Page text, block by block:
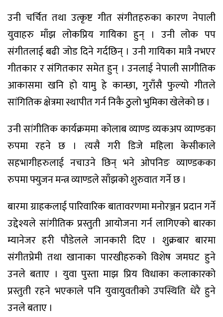
उनी चर्चित तथा उत्कृष्ट गीत संगीतहरुका कारण नेपाली
युवाहरु माँझ लोकप्रिय गायिका हुन् । उनी लोक पप
संगीतलाई बढी जोड दिने गर्दछिन् । उनी गायिका मात्रै नभएर
गीतकार र संगितकार समेत हुन् । उनलाई नेपाली सागीतिक
आकासमा खनि हो यामु हे कान्छा, गुराँसै फुल्यो गीतले
सांगितिक क्षेत्रमा स्थापीत गर्न निकै ठुलो भुमिका खेलेको छ ।
उनी सांगीतिक कार्यक्रममा कोलाब व्याण्ड व्यकअप व्याण्डका
रुपमा रहने छ । त्यसै गरी डिजे महिला केसीकाले
सहभागीहरुलाई नचाउने छिन् भने ओपनिङ व्याण्डकका
रुपमा फ्युजन मन्त्र व्याण्डले साँझको शुरुवात गर्ने छ ।
बारमा ग्राहकलाई पारिवारिक बातावरणमा मनोरञ्जन प्रदान गर्ने
उद्देश्यले सांगीतिक प्रस्तुती आयोजना गर्न लागिएको बारका
म्यानेजर हरी पौडेलले जानकारी दिए । शुक्रबार बारमा
संगीतप्रेमी तथा खानाका पारखीहरुको विशेष जमघट हुने
उनले बताए । युवा पुस्ता माझ प्रिय विधाका कलाकारको
प्रस्तुती रहने भएकाले पनि युवायुवतीको उपस्थिति धेरै हुने
उनले बताए ।